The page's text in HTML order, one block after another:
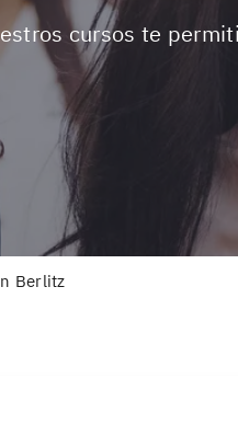
cursos te
Berlitz